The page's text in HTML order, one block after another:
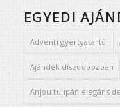
EGYEDI
Adventi gyertyatartó
Ajándék díszdobozban
Anjou tulipán elegáns